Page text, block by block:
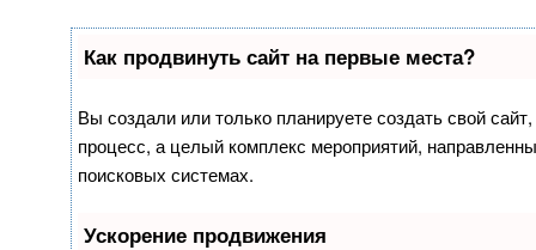
Как продвинуть сайт на первые места?
Вы создали или только планируете создать свой
процесс, а целый комплекс мероприятий,
поисковых системах.
Ускорение продвижения